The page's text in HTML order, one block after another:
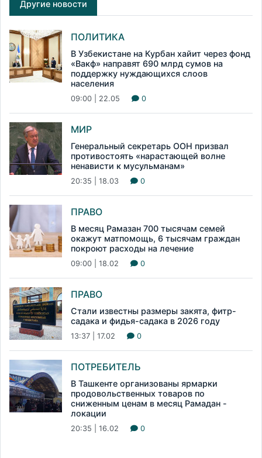
Другие новости
ПОЛИТИКА
В Узбекистане на Курбан хайит через фонд
«Вакф» направят 690 млрд сумов на
поддержку нуждающихся слоов
населения
09:00 | 22.05 0
МИР
Генеральный секретарь ООН призвал
противостоять «нарастающей волне
ненависти к мусульманам»
20:35 | 18.03 0
ПРАВО
В месяц Рамазан 700 тысячам семей
окажут матпомощь, 6 тысячам граждан
покроют расходы на лечение
09:00 | 18.02 0
ПРАВО
Стали известны размеры закята, фитр-
садака и фидья-садака в 2026 году
13:37 | 17.02 0
ПОТРЕБИТЕЛЬ
В Ташкенте организованы ярмарки
продовольственных товаров по
сниженным ценам в месяц Рамадан -
локации
20:35 | 16.02 0